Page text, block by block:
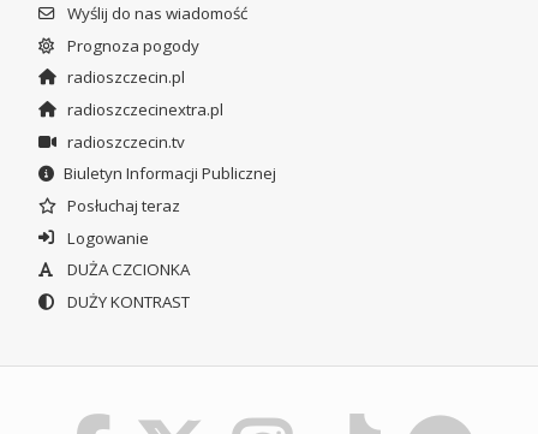
Wyślij do nas wiadomość
Prognoza pogody
radioszczecin.pl
radioszczecinextra.pl
radioszczecin.tv
Biuletyn Informacji Publicznej
Posłuchaj teraz
Logowanie
DUŻA CZCIONKA
DUŻY KONTRAST